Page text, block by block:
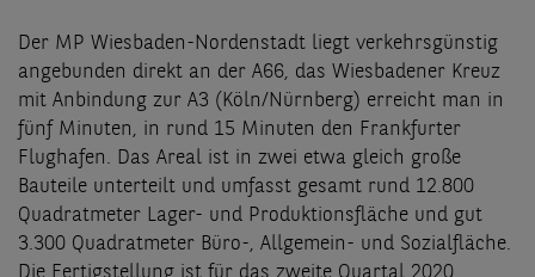
Der MP Wiesbaden-Nordenstadt liegt verkehrsgünstig
angebunden direkt an der A66, das Wiesbadener Kreuz
mit Anbindung zur A3 (Köln/Nürnberg) erreicht man in
fünf Minuten, in rund 15 Minuten den Frankfurter
Flughafen. Das Areal ist in zwei etwa gleich große
Bauteile unterteilt und umfasst gesamt rund 12.800
Quadratmeter Lager- und Produktionsfläche und gut
3.300 Quadratmeter Büro-, Allgemein- und Sozialfläche.
Die Fertigstellung ist für das zweite Quartal 2020